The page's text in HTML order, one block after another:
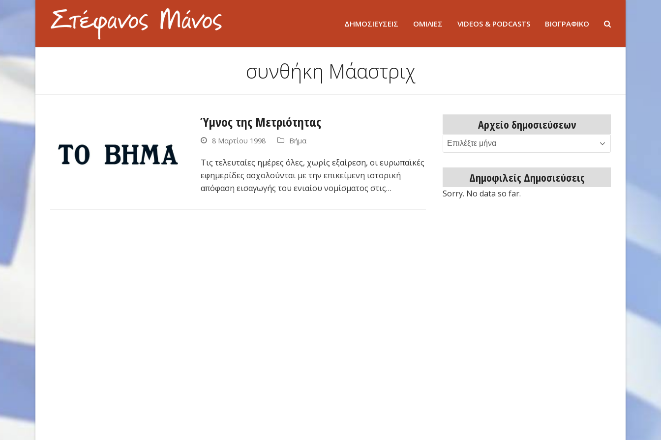
ΔΗΜΟΣΙΕΥΣΕΙΣ ΟΜΙΛΙΕΣ VIDEOS & PODCASTS ΒΙΟΓΡΑΦΙΚΟ
συνθήκη Μάαστριχ
Ύμνος της Μετριότητας
8 Μαρτίου 1998 Βήμα
Τις τελευταίες ημέρες όλες, χωρίς εξαίρεση, οι ευρωπαϊκές
εφημερίδες ασχολούνται με την επικείμενη ιστορική
απόφαση εισαγωγής του ενιαίου νομίσματος στις…
Αρχείο δημοσιεύσεων
Αρχείο
δημοσιεύσεων
Δημοφιλείς Δημοσιεύσεις
Sorry. No data so far.